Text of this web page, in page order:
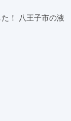
！ 八王子市の液